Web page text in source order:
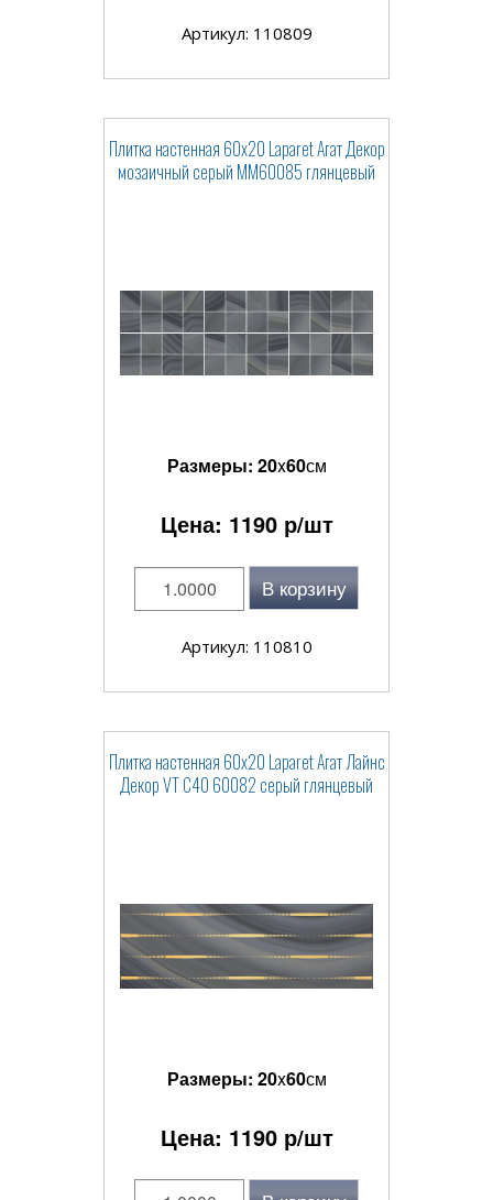
Артикул: 110809
Плитка настенная 60x20 Laparet Агат Декор
мозаичный серый ММ60085 глянцевый
Размеры: 20x60см
Цена: 1190р/шт
В корзину
Артикул: 110810
Плитка настенная 60x20 Laparet Агат Лайнс
Декор VT C40 60082 серый глянцевый
Размеры: 20x60см
Цена: 1190р/шт